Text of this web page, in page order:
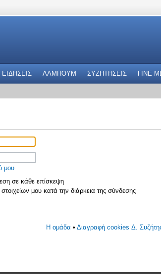
ΕΙΔΗΣΕΙΣ ΑΛΜΠΟΥΜ ΣΥΖΗΤΗΣΕΙΣ ΓΙΝΕ
μου
σε κάθε επίσκεψη
μου κατά την διάρκεια της σύνδεσης
Η ομάδα • Διαγραφή cookies Δ.